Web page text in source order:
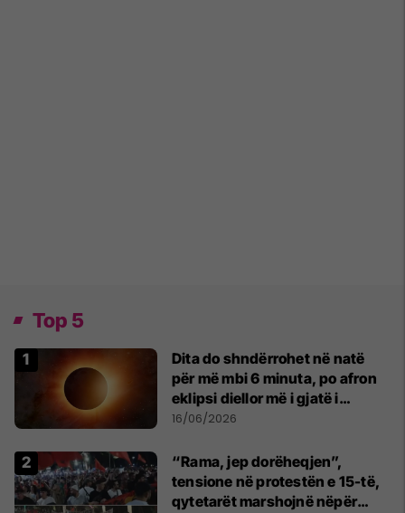
Top 5
Dita do shndërrohet në natë
për më mbi 6 minuta, po afron
eklipsi diellor më i gjatë i
shekullit të 21-të
16/06/2026
“Rama, jep dorëheqjen”,
tensione në protestën e 15-të,
qytetarët marshojnë nëpër